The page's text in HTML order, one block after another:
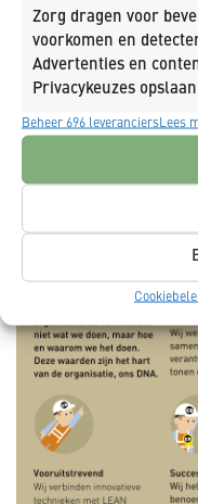
Zorg dragen voor
voorkomen en
Advertenties en
Privacykeuzes
Beheer 696 leveranciers Lees